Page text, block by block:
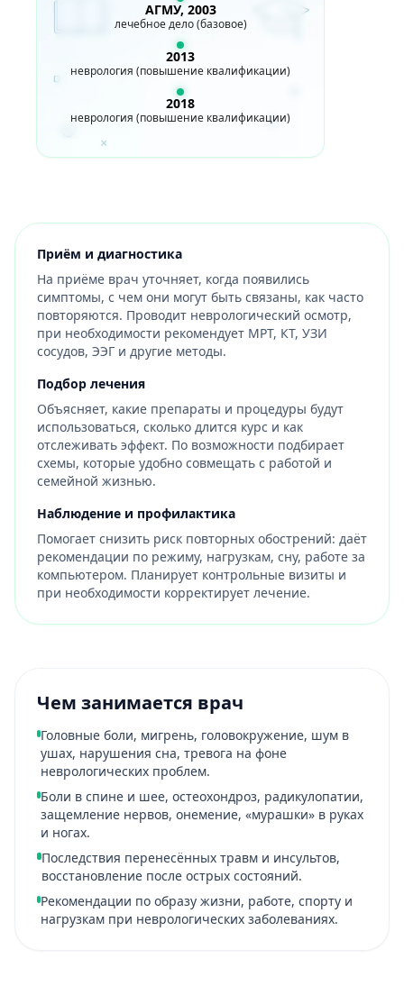
АГМУ, 2003
лечебное дело (базовое)
2013
неврология (повышение квалификации)
2018
неврология (повышение квалификации)
Приём и диагностика
На приёме врач уточняет, когда появились
симптомы, с чем они могут быть связаны, как часто
повторяются. Проводит неврологический осмотр,
при необходимости рекомендует МРТ, КТ, УЗИ
сосудов, ЭЭГ и другие методы.
Подбор лечения
Объясняет, какие препараты и процедуры будут
использоваться, сколько длится курс и как
отслеживать эффект. По возможности подбирает
схемы, которые удобно совмещать с работой и
семейной жизнью.
Наблюдение и профилактика
Помогает снизить риск повторных обострений: даёт
рекомендации по режиму, нагрузкам, сну, работе за
компьютером. Планирует контрольные визиты и
при необходимости корректирует лечение.
Чем занимается врач
Головные боли, мигрень, головокружение, шум в
ушах, нарушения сна, тревога на фоне
неврологических проблем.
Боли в спине и шее, остеохондроз, радикулопатии,
защемление нервов, онемение, «мурашки» в руках
и ногах.
Последствия перенесённых травм и инсультов,
восстановление после острых состояний.
Рекомендации по образу жизни, работе, спорту и
нагрузкам при неврологических заболеваниях.